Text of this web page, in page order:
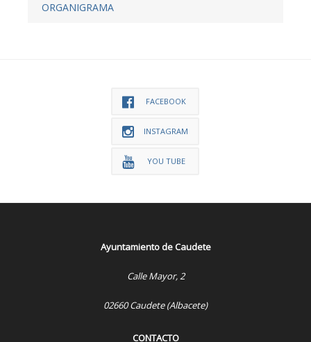
ORGANIGRAMA
FACEBOOK
INSTAGRAM
YOU TUBE
Ayuntamiento de Caudete
Calle Mayor, 2
02660 Caudete (Albacete)
CONTACTO